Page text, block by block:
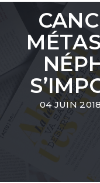
04 JUIN 2018